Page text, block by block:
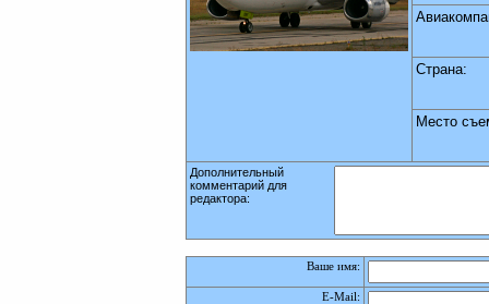
Страна:
Место
Дополнительный
комментарий для
редактора:
Ваше имя:
E-Mail :